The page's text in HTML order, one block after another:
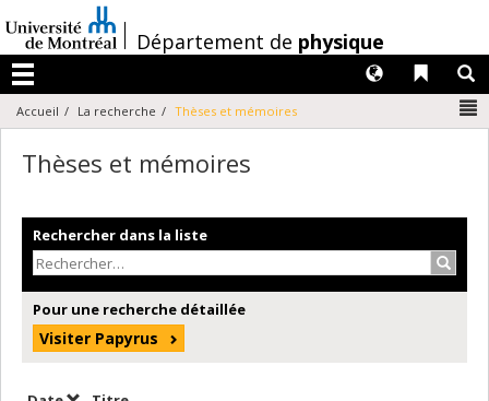
au
contenu
/Département de physique
Menu
Liens
Langues
Accueil La recherche Thèses et mémoires
Thèses et mémoires
Rechercher dans la liste
Pour une recherche détaillée
Visiter Papyrus